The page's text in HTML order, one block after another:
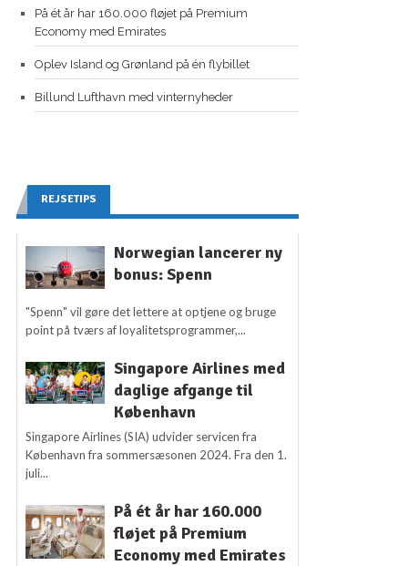
På ét år har 160.000 fløjet på Premium
Economy med Emirates
Oplev Island og Grønland på én flybillet
Billund Lufthavn med vinternyheder
REJSETIPS
Norwegian lancerer ny
bonus: Spenn
"Spenn" vil gøre det lettere at optjene og bruge
point på tværs af loyalitetsprogrammer,...
Singapore Airlines med
daglige afgange til
København
Singapore Airlines (SIA) udvider servicen fra
København fra sommersæsonen 2024. Fra den 1.
juli...
På ét år har 160.000
fløjet på Premium
Economy med Emirates